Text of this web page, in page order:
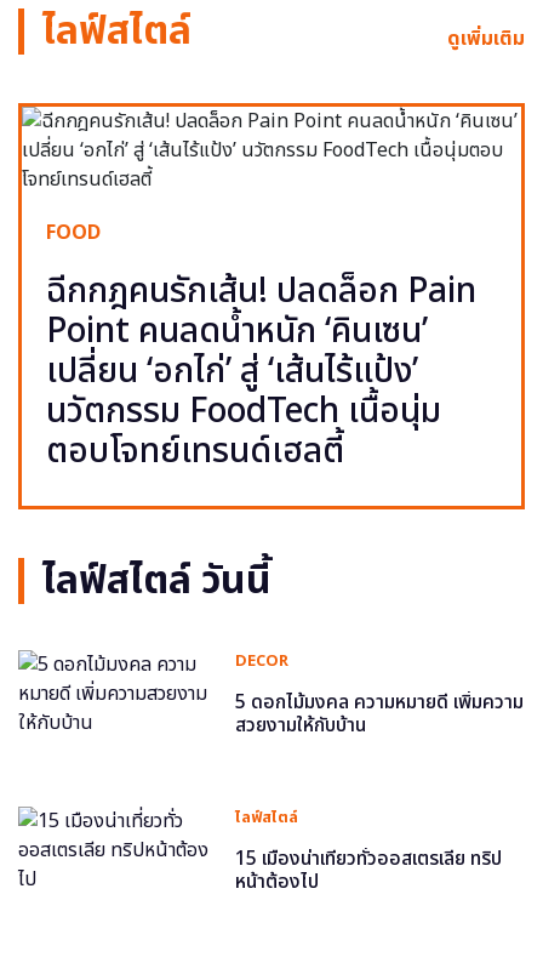
ไลฟ์สไตล์ ดูเพิ่มเติม
FOOD
ฉีกกฎคนรักเส้น! ปลดล็อก Pain
Point คนลดน้ำหนัก ‘คินเซน’
เปลี่ยน ‘อกไก่’ สู่ ‘เส้นไร้แป้ง’
นวัตกรรม FoodTech เนื้อนุ่ม
ตอบโจทย์เทรนด์เฮลตี้
ไลฟ์สไตล์ วันนี้
DECOR
5 ดอกไม้มงคล ความหมายดี เพิ่มความ
สวยงามให้กับบ้าน
ไลฟ์สไตล์
15 เมืองน่าเที่ยวทั่วออสเตรเลีย ทริป
หน้าต้องไป